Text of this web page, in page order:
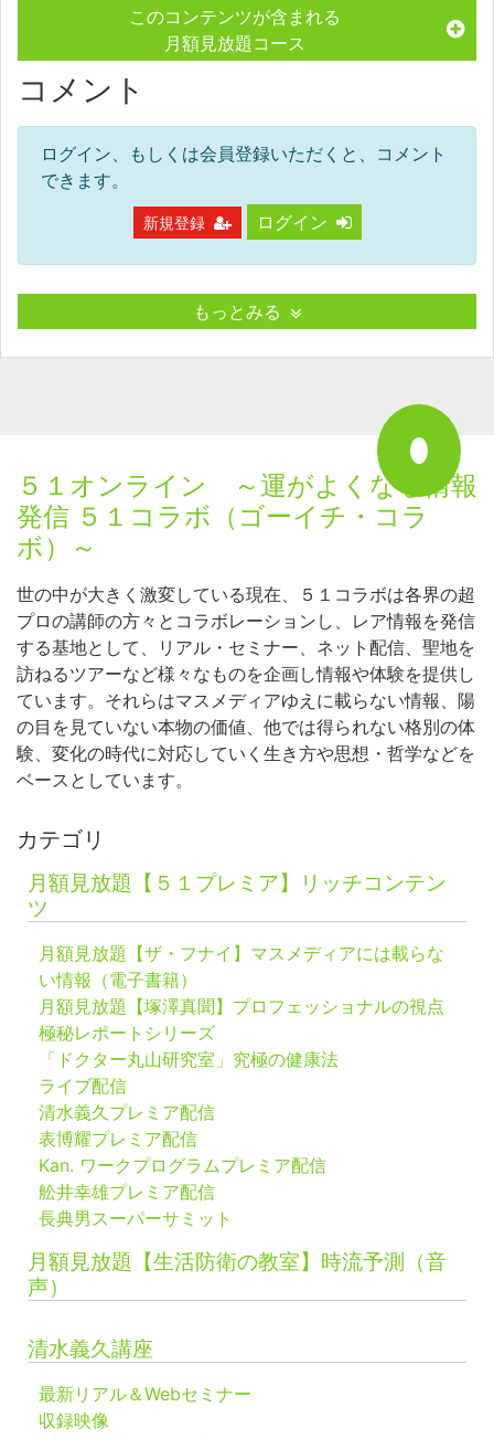
このコンテンツが含まれる
月額見放題コース
コメント
ログイン、もしくは会員登録いただくと、コメント
できます。
新規登録 ログイン
もっとみる
５１オンライン ～運がよくなる情報
発信 ５１コラボ（ゴーイチ・コラ
ボ）～
世の中が大きく激変している現在、５１コラボは各界の超
プロの講師の方々とコラボレーションし、レア情報を発信
する基地として、リアル・セミナー、ネット配信、聖地を
訪ねるツアーなど様々なものを企画し情報や体験を提供し
ています。それらはマスメディアゆえに載らない情報、陽
の目を見ていない本物の価値、他では得られない格別の体
験、変化の時代に対応していく生き方や思想・哲学などを
ベースとしています。
カテゴリ
月額見放題【５１プレミア】リッチコンテン
ツ
月額見放題【ザ・フナイ】マスメディアには載らな
い情報（電子書籍）
月額見放題【塚澤真聞】プロフェッショナルの視点
極秘レポートシリーズ
「ドクター丸山研究室」究極の健康法
ライブ配信
清水義久プレミア配信
表博耀プレミア配信
Kan. ワークプログラムプレミア配信
舩井幸雄プレミア配信
長典男スーパーサミット
月額見放題【生活防衛の教室】時流予測（音
声）
清水義久講座
最新リアル＆Webセミナー
収録映像